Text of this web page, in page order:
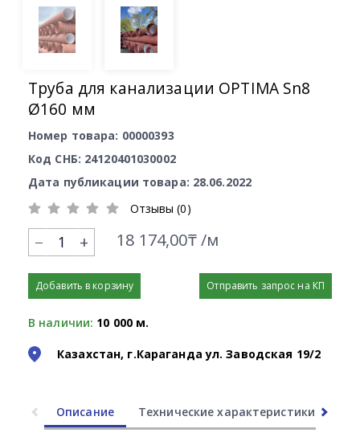
Труба для канализации OPTIMA Sn8
Ø160 мм
Номер товара: 00000393
Код СНБ: 24120401030002
Дата публикации товара: 28.06.2022
Отзывы (0)
+ 18 174,00₸ /м
Добавить в корзину Отправить запрос на КП
В наличии: 10 000 м.
Казахстан, г.Караганда ул. Заводская 19/2
Описание Технические характеристики